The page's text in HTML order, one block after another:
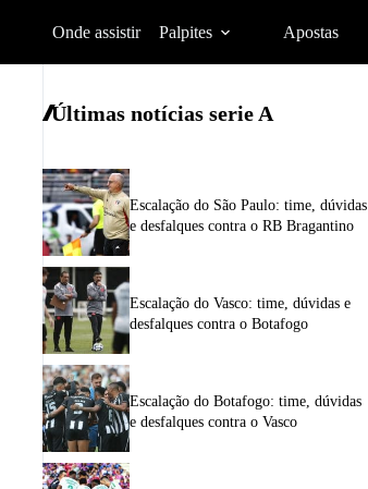
Onde assistir Palpites Apostas
Últimas notícias serie A
Escalação do São Paulo: time, dúvidas
e desfalques contra o RB Bragantino
Escalação do Vasco: time, dúvidas e
desfalques contra o Botafogo
Escalação do Botafogo: time, dúvidas
e desfalques contra o Vasco